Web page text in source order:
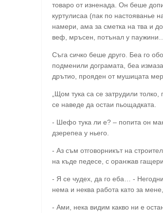
товаро от изненада. Он беше
куртулисаа (пак по
намери, ама за сметка на тва и
веф, мръсен, потънал у паужини…
Съга сичко беше друго. Беа го
подменили дограмата, беа
дрътио, прояден от мушицата
„Щом тука са се затрудили
се наведе да остаи пьощадката.
- Шефо тука ли е? – попита он
дзерепеа у ньего.
- Аз съм отговорникът на
на къде педесе, с оранжав
- Я се чудех, да го еба… -
нема и неква работа като за
- Ами, нека видим какво ни е